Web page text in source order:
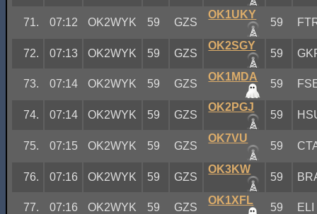
71. 07:12 OK2WYK 59 GZS
OK1UKY
59
72. 07:13 OK2WYK 59 GZS
OK2SGY
59
73. 07:14 OK2WYK 59 GZS
OK1MDA
59
74. 07:14 OK2WYK 59 GZS
OK2PGJ
59
75. 07:15 OK2WYK 59 GZS
OK7VU
59
76. 07:16 OK2WYK 59 GZS
OK3KW
59
77. 07:16 OK2WYK 59 GZS
OK1XFL
59 ELI